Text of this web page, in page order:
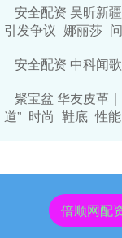
安全配资 吴昕新
引发争议_娜丽莎_
安全配资 中科闻
聚宝盆 华友皮革
道”_时尚_鞋底_性能
倍顺网配